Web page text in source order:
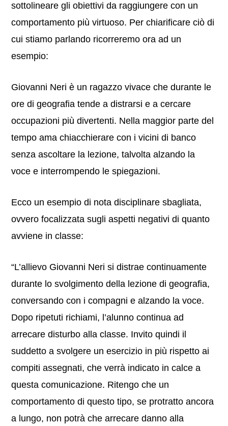
sottolineare gli obiettivi da raggiungere con un
comportamento più virtuoso. Per chiarificare ciò di
cui stiamo parlando ricorreremo ora ad un
esempio:
Giovanni Neri è un ragazzo vivace che durante le
ore di geografia tende a distrarsi e a cercare
occupazioni più divertenti. Nella maggior parte del
tempo ama chiacchierare con i vicini di banco
senza ascoltare la lezione, talvolta alzando la
voce e interrompendo le spiegazioni.
Ecco un esempio di nota disciplinare sbagliata,
ovvero focalizzata sugli aspetti negativi di quanto
avviene in classe:
“L’allievo Giovanni Neri si distrae continuamente
durante lo svolgimento della lezione di geografia,
conversando con i compagni e alzando la voce.
Dopo ripetuti richiami, l’alunno continua ad
arrecare disturbo alla classe. Invito quindi il
suddetto a svolgere un esercizio in più rispetto ai
compiti assegnati, che verrà indicato in calce a
questa comunicazione. Ritengo che un
comportamento di questo tipo, se protratto ancora
a lungo, non potrà che arrecare danno alla